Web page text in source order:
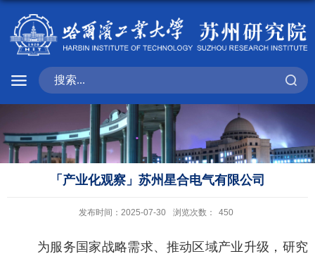
「产业化观察」苏州星合电气有限公司
发布时间：2025-07-30 浏览次数： 450
为服务国家战略需求、推动区域产业升级，研究